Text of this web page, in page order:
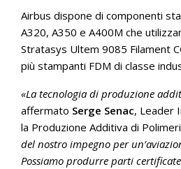
Airbus dispone di componenti
A320, A350 e A400M che
Stratasys Ultem 9085 Filament
più stampanti FDM di classe
«La tecnologia di produzione
affermato Serge Senac, Leader
la Produzione Additiva di
del nostro impegno per
Possiamo produrre parti